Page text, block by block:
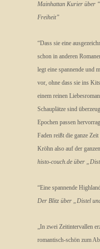
Mainhattan Kurier über
Freiheit”
“Dass sie eine
schon in anderen
legt eine spannende und
vor, ohne dass sie ins
einem reinen
Schauplätze sind
Epochen passen
Faden reißt die ganze
Kröhn also auf der
histo-couch.de über
“Eine spannende
Der Blitz über „Distel
„In zwei Zeitintervallen
romantisch-schön zum